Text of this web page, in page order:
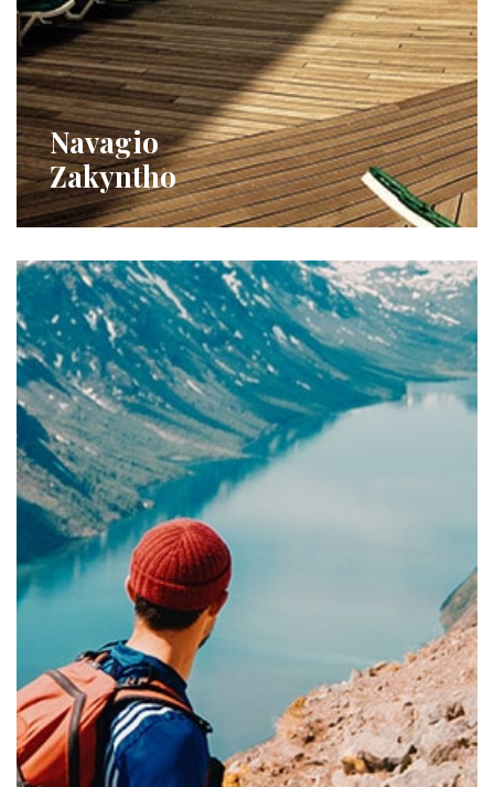
Navagio
Zakyntho